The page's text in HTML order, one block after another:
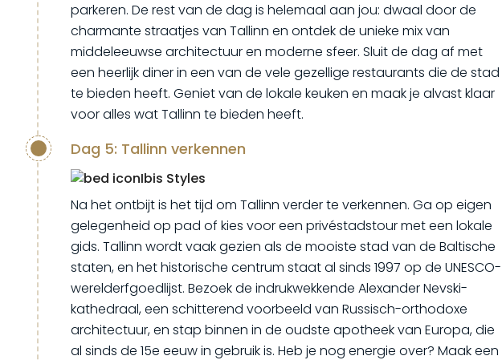
parkeren. De rest van de dag is helemaal aan jou: dwaal door de
charmante straatjes van Tallinn en ontdek de unieke mix van
middeleeuwse architectuur en moderne sfeer. Sluit de dag af met
een heerlijk diner in een van de vele gezellige restaurants die de stad
te bieden heeft. Geniet van de lokale keuken en maak je alvast klaar
voor alles wat Tallinn te bieden heeft.
Dag 5: Tallinn verkennen
Ibis Styles
Na het ontbijt is het tijd om Tallinn verder te verkennen. Ga op eigen
gelegenheid op pad of kies voor een privéstadstour met een lokale
gids. Tallinn wordt vaak gezien als de mooiste stad van de Baltische
staten, en het historische centrum staat al sinds 1997 op de UNESCO-
werelderfgoedlijst. Bezoek de indrukwekkende Alexander Nevski-
kathedraal, een schitterend voorbeeld van Russisch-orthodoxe
architectuur, en stap binnen in de oudste apotheek van Europa, die
al sinds de 15e eeuw in gebruik is. Heb je nog energie over? Maak een